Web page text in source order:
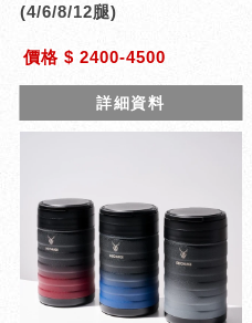
(4/6/8/12腿)
價格 $ 2400-4500
詳細資料